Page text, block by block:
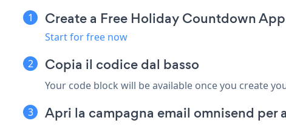
Create a Free Holiday Countdown App
Start for free now
Copia il codice dal basso
Your code block will be available once you create
Apri la campagna email omnisend